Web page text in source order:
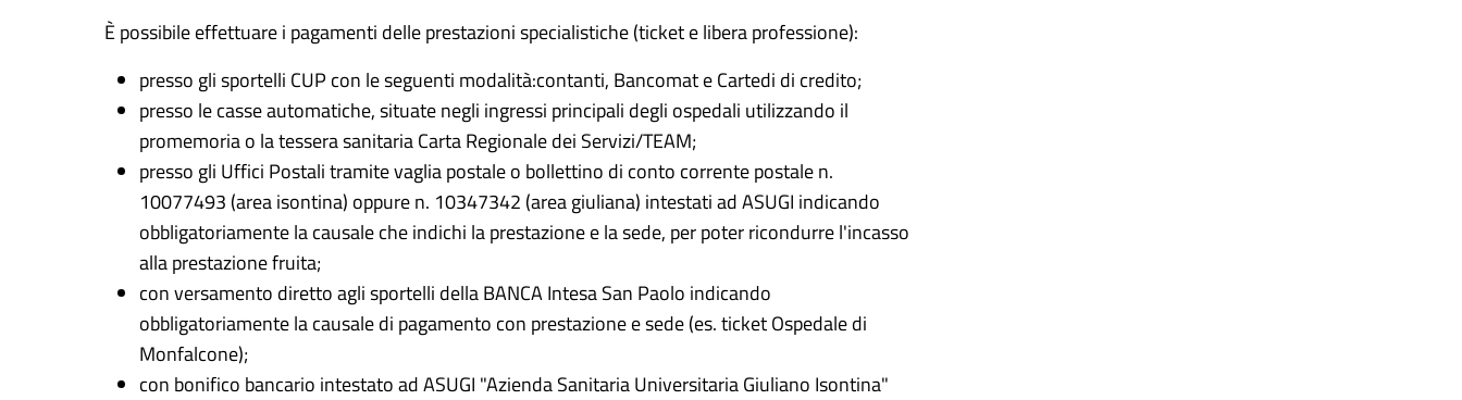
È possibile effettuare i pagamenti delle prestazioni specialistiche (ticket e libera professione):
presso gli sportelli CUP con le seguenti modalità:contanti, Bancomat e Cartedi di credito;
presso le casse automatiche, situate negli ingressi principali degli ospedali utilizzando il
promemoria o la tessera sanitaria Carta Regionale dei Servizi/TEAM;
presso gli Uffici Postali tramite vaglia postale o bollettino di conto corrente postale n.
10077493 (area isontina) oppure n. 10347342 (area giuliana) intestati ad ASUGI indicando
obbligatoriamente la causale che indichi la prestazione e la sede, per poter ricondurre l'incasso
alla prestazione fruita;
con versamento diretto agli sportelli della BANCA Intesa San Paolo indicando
obbligatoriamente la causale di pagamento con prestazione e sede (es. ticket Ospedale di
Monfalcone);
con bonifico bancario intestato ad ASUGI "Azienda Sanitaria Universitaria Giuliano Isontina"